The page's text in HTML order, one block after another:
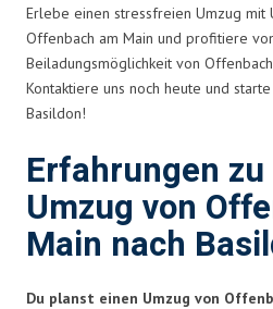
Erlebe einen stressfreien Umzug mit
Offenbach am Main und profitiere
Beiladungsmöglichkeit von
Kontaktiere uns noch heute und
Basildon!
Erfahrungen
Umzug von
Main nach
Du planst einen Umzug von